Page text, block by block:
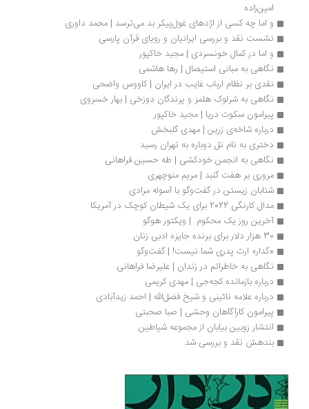
امین‌زاده
و اما چه کسی از اژدهای غول‌پیکر بد می‌ترسد | محمد داوری
نشست نقد و بررسی ایرانیان و رویای قرآن پارسی
و اما در کمال خونسردی | مجید خاکپور
نگاهی به مبانی استیصال | رها هاشمی
نقدی بر نظام ارباب غایب در ایران | کاووس واضحی
نگاهی به شرلوک هلمز و پرندگان دوزخی | بهار خسروی
پیرامون سکوت دریا | مجید خاکپور
درباره شاخه‌ی زرین | مهدی گلبخش
دختری به نام نل دوباره به تهران رسید
نگاهی به انجمن خودکشی | طه حسین فراهانی
مروری بر هفت گنبد | مریم منوچهری
شتابان زیستن در گفت‌وگو با آسوله مرادی
مدال کارنگی 2022 برای یک شیطان کوچک در آمریکا
آخرین روز یک محکوم  | ویکتور هوگو
«گدار» ارث پدری شما نیست! | گفت‌وگو
نگاهی به خاطراتم در زندان | علیرضا فراهانی
درباره بازمانده کجه‌جی | مهدی کریمی
درباره علامه نائینی و شیخ فضل‌الله | احمد زیدآبادی
پیرامون کارآگاهان وحشی | صبا صحبتی
انتشار زوبین بیابان از مجموعه شیاطین
بندهش نقد و بررسی شد